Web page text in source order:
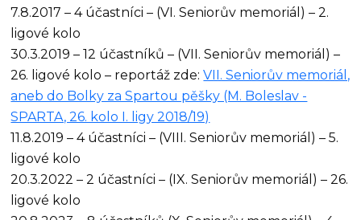
7.8.2017 – 4 účastníci – (VI. Seniorův memoriál) – 2.
ligové kolo
30.3.2019 – 12 účastníků – (VII. Seniorův memoriál) –
26. ligové kolo – reportáž zde:VII. Seniorův memoriál,
aneb do Bolky za Spartou pěšky (M. Boleslav -
SPARTA, 26. kolo I. ligy 2018/19)
11.8.2019 – 4 účastníci – (VIII. Seniorův memoriál) – 5.
ligové kolo
20.3.2022 – 2 účastníci – (IX. Seniorův memoriál) – 26.
ligové kolo